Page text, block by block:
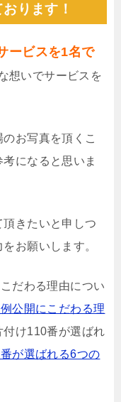
ります！
ービスを1名で
想いでサービスを
お写真を頂くこ
になると思いま
きたいと申しつ
お願いします。
だわる理由につい
公開にこだわる理
付け110番が選ばれ
が選ばれる6つの